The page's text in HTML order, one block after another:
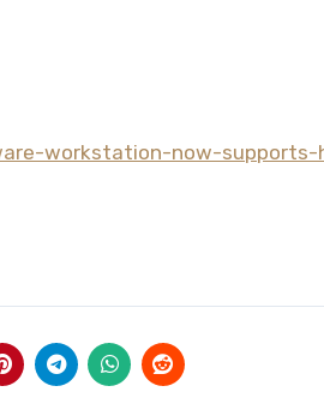
workstation-now-supports-